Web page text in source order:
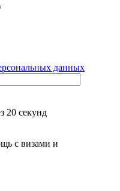
данных
20 секунд
с визами и